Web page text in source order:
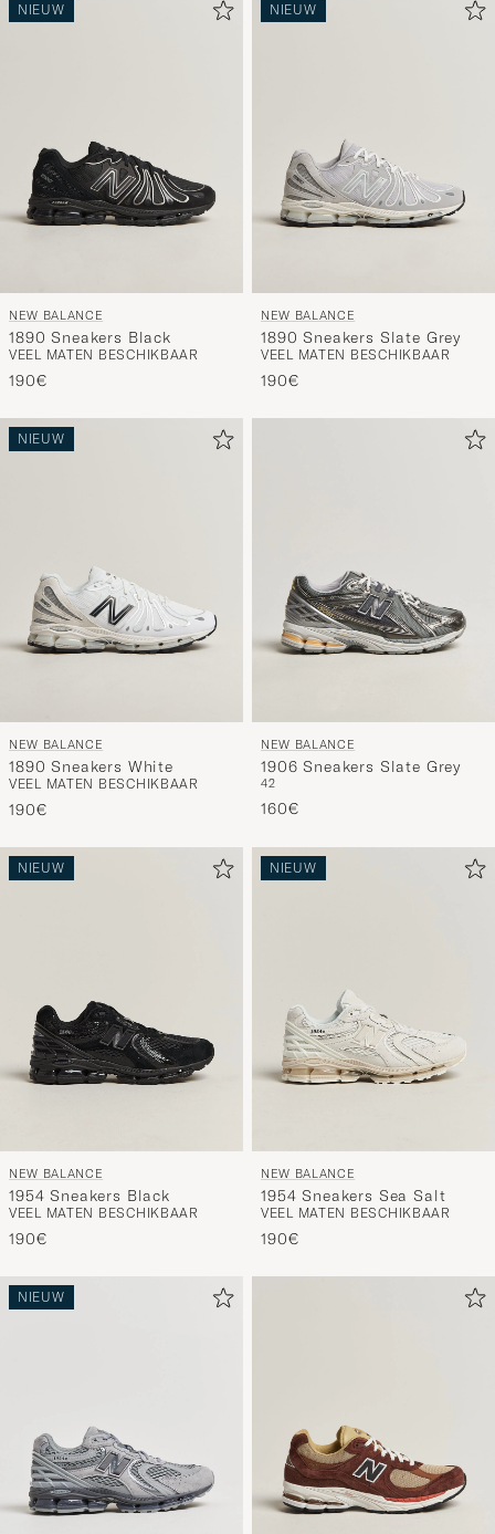
een
voor
jou
selectie.
NIEUW
NEW BALANCE
1890 Sneakers Black
VEEL MATEN BESCHIKBAAR
190€
NIEUW
NEW BALANCE
1890 Sneakers Slate Grey
VEEL MATEN BESCHIKBAAR
190€
NIEUW
NEW BALANCE
1890 Sneakers White
VEEL MATEN BESCHIKBAAR
190€
NEW BALANCE
1906 Sneakers Slate Grey
42
160€
NIEUW
NEW BALANCE
1954 Sneakers Black
VEEL MATEN BESCHIKBAAR
190€
NIEUW
NEW BALANCE
1954 Sneakers Sea Salt
VEEL MATEN BESCHIKBAAR
190€
NIEUW